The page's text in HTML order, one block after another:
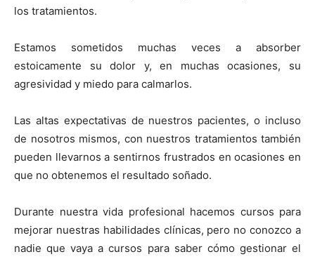
los tratamientos.
Estamos sometidos muchas veces a absorber
estoicamente su dolor y, en muchas ocasiones, su
agresividad y miedo para calmarlos.
Las altas expectativas de nuestros pacientes, o incluso
de nosotros mismos, con nuestros tratamientos también
pueden llevarnos a sentirnos frustrados en ocasiones en
que no obtenemos el resultado soñado.
Durante nuestra vida profesional hacemos cursos para
mejorar nuestras habilidades clínicas, pero no conozco a
nadie que vaya a cursos para saber cómo gestionar el